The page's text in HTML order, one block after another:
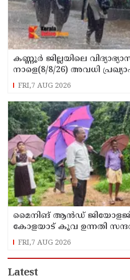
കണ്ണൂർ ജില്ലയിലെ
നാളെ(8/8/26) അവധി
FRI,7 AUG 2026
മൈനിങ് ആൻഡ്​ ജിയോളജി
കോളയാട് കൂവ ഉന്നതി
FRI,7 AUG 2026
Latest